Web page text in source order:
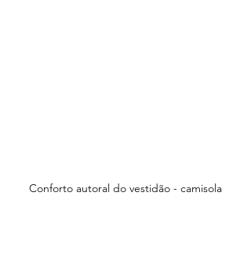
Conforto autoral do vestidão - camisola